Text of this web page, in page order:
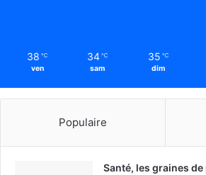
38 ℃
ven
34 ℃
sam
35 ℃
dim
Populaire
Santé, les graines de